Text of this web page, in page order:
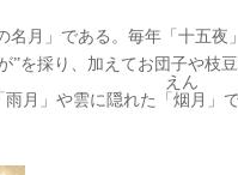
名月」である。毎年「十五夜
”を採り、加えてお団子や枝
月」や雲に隠れた「 烟
えん
月」